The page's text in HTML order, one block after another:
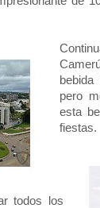
pero
esta
fiestas.
todos los